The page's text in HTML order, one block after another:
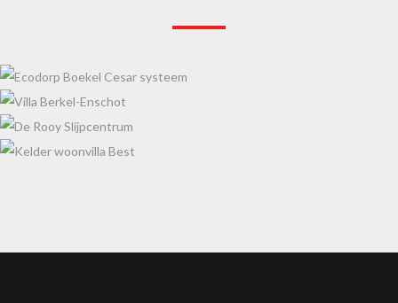
ECODORP BOEKEL CESAR SYSTEEM
VILLA BERKEL-ENSCHOT
DE ROOY SLIJPCENTRUM